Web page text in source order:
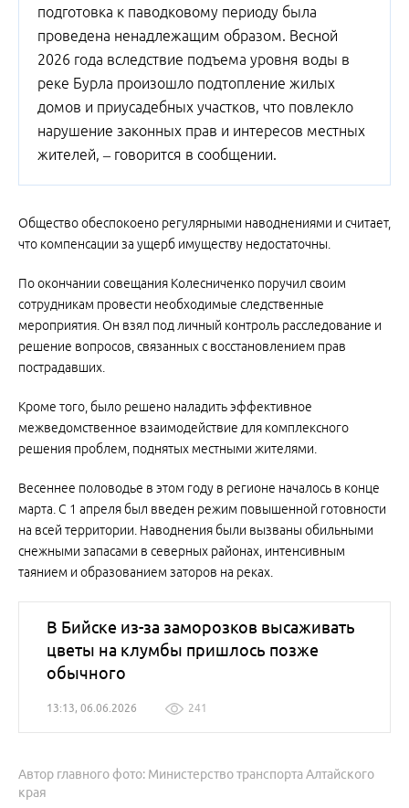
подготовка к паводковому периоду была
проведена ненадлежащим образом. Весной
2026 года вследствие подъема уровня воды в
реке Бурла произошло подтопление жилых
домов и приусадебных участков, что повлекло
нарушение законных прав и интересов местных
жителей, – говорится в сообщении.
Общество обеспокоено регулярными наводнениями и считает,
что компенсации за ущерб имуществу недостаточны.
По окончании совещания Колесниченко поручил своим
сотрудникам провести необходимые следственные
мероприятия. Он взял под личный контроль расследование и
решение вопросов, связанных с восстановлением прав
пострадавших.
Кроме того, было решено наладить эффективное
межведомственное взаимодействие для комплексного
решения проблем, поднятых местными жителями.
Весеннее половодье в этом году в регионе началось в конце
марта. С 1 апреля был введен режим повышенной готовности
на всей территории. Наводнения были вызваны обильными
снежными запасами в северных районах, интенсивным
таянием и образованием заторов на реках.
В Бийске из-за заморозков высаживать
цветы на клумбы пришлось позже
обычного
13:13, 06.06.2026 241
Автор главного фото: Министерство транспорта Алтайского
края